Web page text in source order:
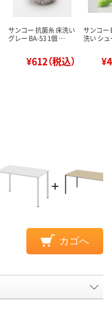
サンコー 抗菌糸 床洗い
グレー BA-53 1個 …
¥612（税込）
サンコー
洗い シ
カゴへ